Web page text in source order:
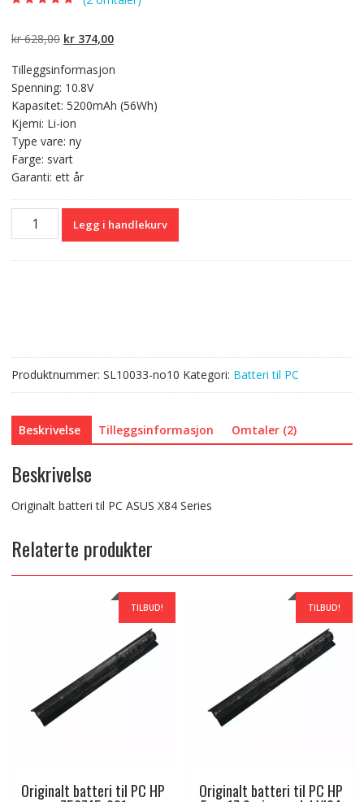
på
kundevurdering
kr628,00 Opprinnelig
var:
kr 628,00.
kr374,00Nåværende
er:
Tilleggsinformasjon
Spenning: 10.8V
Kapasitet: 5200mAh (56Wh)
Kjemi: Li-ion
Type vare: ny
Farge: svart
Garanti: ett år
Originalt
batteri
Legg i handlekurv
Produktnummer: SL10033-no10 Kategori: Batteri til PC
Beskrivelse Tilleggsinformasjon Omtaler (2)
Beskrivelse
Originalt batteri til PC ASUS X84 Series
Relaterte produkter
TILBUD!
Originalt batteri til PC HP
TILBUD!
Originalt batteri til PC HP